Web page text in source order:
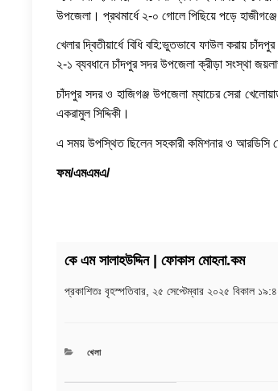
উপজেলা। প্রথমার্ধে ২-০ গোলে পিছিয়ে পড়ে
খেলার দ্বিতীয়ার্ধে বিধি বহি:ভুতভাবে ফাউল করায়
২-১ ব্যবধানে চাঁদপুর সদর উপজেলা ক্রীড়া সংস্থা
চাঁদপুর সদর ও হাজিগঞ্জ উপজেলা ম্যাচের সেরা
একরামুল সিদ্দিকী।
এ সময় উপস্থিত ছিলেন সহকারী কমিশনার ও আরডিসি
ফম/এমএমএ/
কে এম সালাহউদ্দিন | ফোকাস মোহনা.কম
প্রকাশিতঃ বৃহস্পতিবার, ২৫ সেপ্টেম্বার ২০২৫ বিকাল
CATEGORIES
খেলা